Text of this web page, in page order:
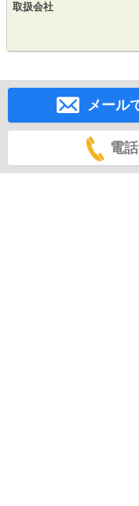
取扱会社
メール
電